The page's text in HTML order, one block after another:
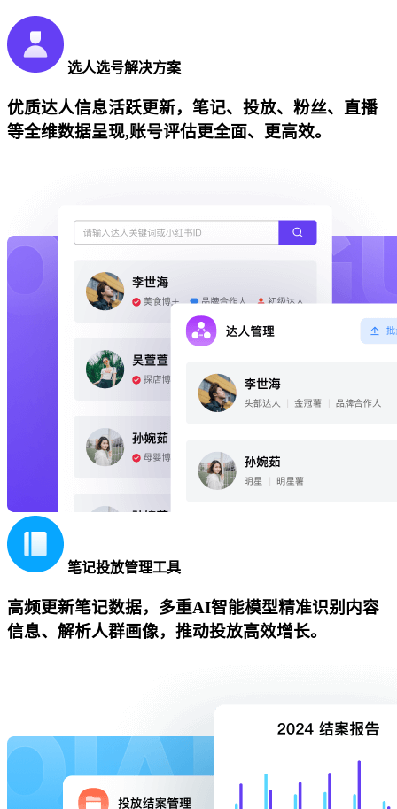
选人选号解决方案
优质达人信息活跃更新，笔记、投放、粉丝、直播
等全维数据呈现,账号评估更全面、更高效。
笔记投放管理工具
高频更新笔记数据，多重AI智能模型精准识别内容
信息、解析人群画像，推动投放高效增长。